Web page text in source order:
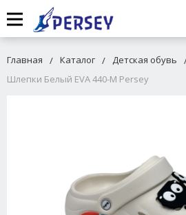
Главная Каталог Детская обувь
Шлепки Белый EVA 440-M Persey